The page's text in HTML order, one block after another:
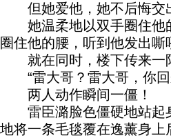
但她爱他，她不后悔交
她温柔地以双手圈住他
圈住他的腰，听到他发出嘶
就在同时，楼下传来一
“雷大哥？雷大哥，你回
两人动作瞬间一僵！
雷臣潞脸色僵硬地站起
地将一条毛毯覆在逸薰身上